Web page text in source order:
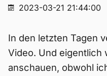
2023-03-21 21:44:00
In den letzten Tagen
Video. Und eigentlich
anschauen, obwohl